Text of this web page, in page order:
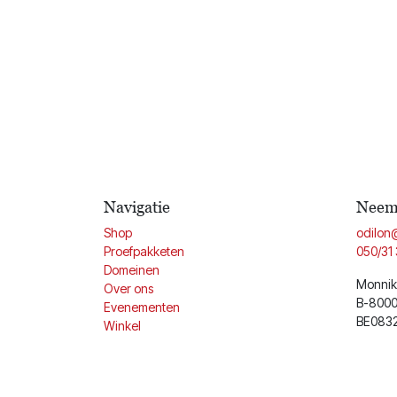
Navigatie
Shop
Proefpakketen
Domeinen
Over ons
Evenementen
Winkel
050/31
B-